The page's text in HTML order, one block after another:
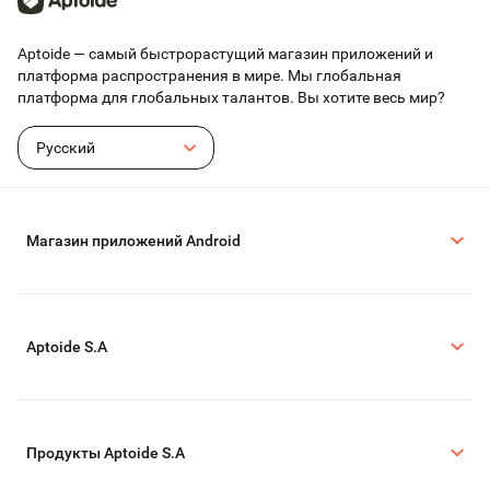
Вы можете играть на ПК и мобильных телефонах в любое время, в
Присоединяйтесь:
Эл. почта: infinitemagicraid@gmail.com
Facebook: https://www.facebook.com/InfiniteMagicraid/
Discord: https://discord.gg/2UMjkkbjbh
Aptoide — самый быстрорастущий магазин приложений и
платформа распространения в мире. Мы глобальная
платформа для глобальных талантов. Вы хотите весь мир?
Русский
Магазин приложений Android
Aptoide S.A
Продукты Aptoide S.A